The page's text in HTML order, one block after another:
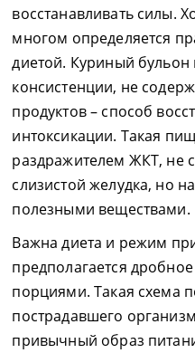
восстанавливать силы.
многом определяется
диетой. Куриный бульон
консистенции, не
продуктов – способ
интоксикации. Такая
раздражителем ЖКТ, не
слизистой желудка, но
полезными веществами.
Важна диета и режим
предполагается
порциями. Такая схема
пострадавшего
привычный образ